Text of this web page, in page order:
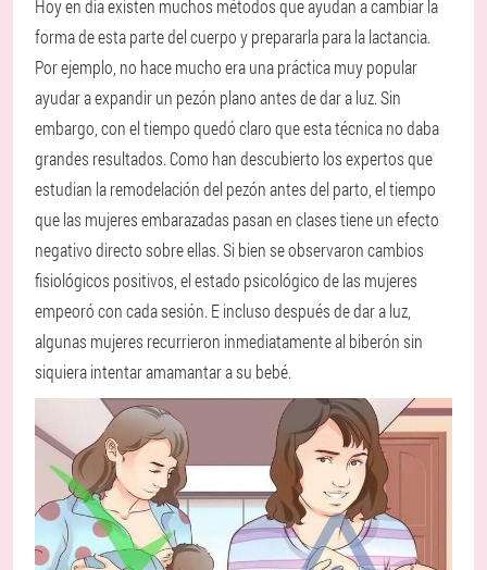
Hoy en día existen muchos métodos que ayudan a cambiar la
forma de esta parte del cuerpo y prepararla para la lactancia.
Por ejemplo, no hace mucho era una práctica muy popular
ayudar a expandir un pezón plano antes de dar a luz. Sin
embargo, con el tiempo quedó claro que esta técnica no daba
grandes resultados. Como han descubierto los expertos que
estudian la remodelación del pezón antes del parto, el tiempo
que las mujeres embarazadas pasan en clases tiene un efecto
negativo directo sobre ellas. Si bien se observaron cambios
fisiológicos positivos, el estado psicológico de las mujeres
empeoró con cada sesión. E incluso después de dar a luz,
algunas mujeres recurrieron inmediatamente al biberón sin
siquiera intentar amamantar a su bebé.